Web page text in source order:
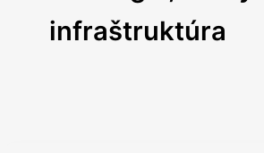
infraštruktúra